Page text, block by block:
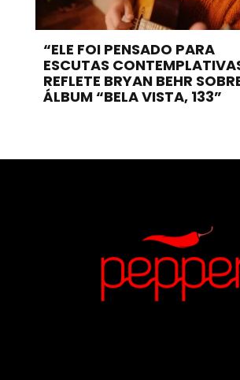
“ELE FOI PENSADO PARA
ESCUTAS
REFLETE BRYAN BEHR
ÁLBUM “BELA VISTA, 133”